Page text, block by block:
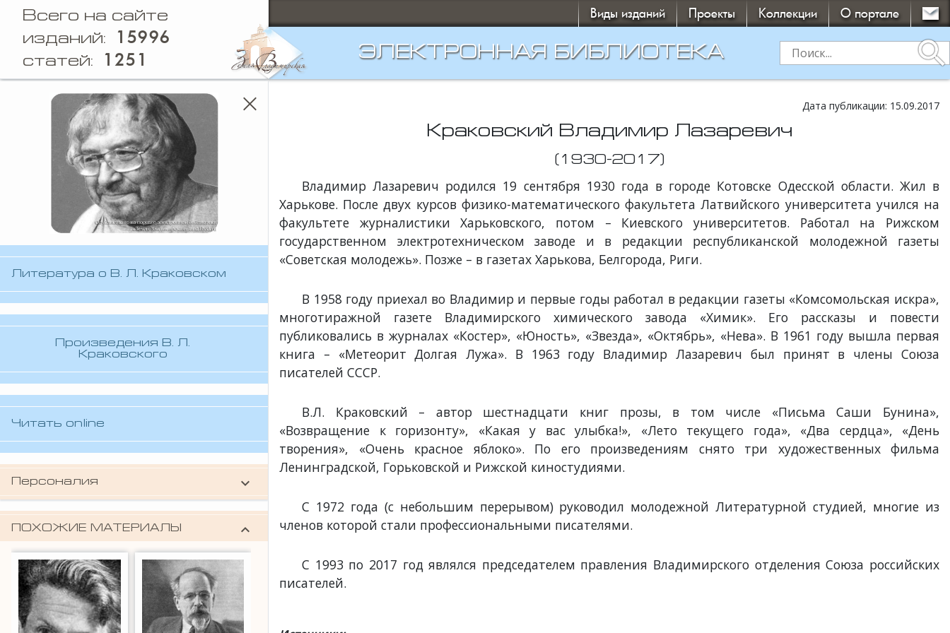
Всего на сайте
изданий: 15996
статей: 1251
Виды изданий Проекты Коллекции О портале
ЭЛЕКТРОННАЯ БИБЛИОТЕКА search
Литература о В. Л. Краковском
Произведения В. Л.
Краковского
Читать online
Персоналия keyboard_arrow_down
Краковский Владимир Лазаревич
(писатель, член Союза писателей России)
ПОХОЖИЕ МАТЕРИАЛЫ keyboard_arrow_down
Дата публикации: 15.09.2017
Краковский Владимир Лазаревич
(1930-2017)
Владимир Лазаревич родился 19 сентября 1930 года в городе Котовске Одесской области. Жил в
Харькове. После двух курсов физико-математического факультета Латвийского университета учился на
факультете журналистики Харьковского, потом – Киевского университетов. Работал на Рижском
государственном электротехническом заводе и в редакции республиканской молодежной газеты
«Советская молодежь». Позже – в газетах Харькова, Белгорода, Риги.
В 1958 году приехал во Владимир и первые годы работал в редакции газеты «Комсомольская искра»,
многотиражной газете Владимирского химического завода «Химик». Его рассказы и повести
публиковались в журналах «Костер», «Юность», «Звезда», «Октябрь», «Нева». В 1961 году вышла первая
книга – «Метеорит Долгая Лужа». В 1963 году Владимир Лазаревич был принят в члены Союза
писателей СССР.
В.Л. Краковский – автор шестнадцати книг прозы, в том числе «Письма Саши Бунина»,
«Возвращение к горизонту», «Какая у вас улыбка!», «Лето текущего года», «Два сердца», «День
творения», «Очень красное яблоко». По его произведениям снято три художественных фильма
Ленинградской, Горьковской и Рижской киностудиями.
С 1972 года (с небольшим перерывом) руководил молодежной Литературной студией, многие из
членов которой стали профессиональными писателями.
С 1993 по 2017 год являлся председателем правления Владимирского отделения Союза российских
писателей.